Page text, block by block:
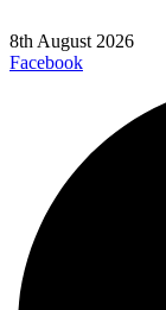
8th August 2026
Facebook